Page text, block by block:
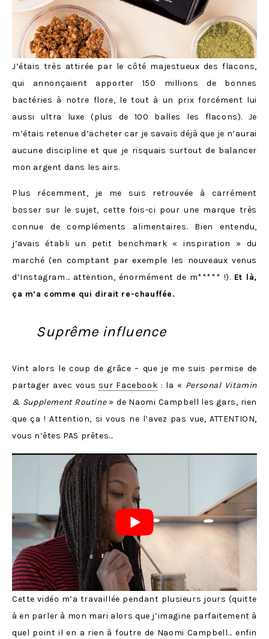
J’étais très attirée par le côté majestueux des flacons,
qui annonçaient apporter 150 millions de bonnes
bactéries à notre flore, le tout à un prix forcément lui
aussi ultra luxe (plus de 100 balles les flacons). Je
m’étais retenue d’acheter car je savais déjà que je n’aurai
aucune discipline et que je risquais surtout de balancer
mon argent dans les airs.
Plus récemment, je me suis retrouvée à carrément
bosser sur le sujet, cette fois-ci pour une marque très
connue de compléments alimentaires. Bien entendu,
j’avais établi un petit benchmark « inspiration » du
marché (en comptant par exemple les nouveaux venus
d’Instagram… attention, énormément de m***** !). Et là,
ça m’a comme qui dirait re-chauffée.
Suprême influence
Vint alors le coup de grâce – que je me suis permise de
partager avec vous sur Facebook : la « Personal Vitamin
& Supplement Routine» de Naomi Campbell les gars, rien
que ça ! Attention, si vous ne l’avez pas vue, ATTENTION,
vous n’êtes PAS prêtes…
Cette vidéo m’a travaillée pendant plusieurs jours (quitte
à en parler à mon mari alors que j’imagine parfaitement à
quel point il en a rien à foutre de Naomi Campbell… enfin